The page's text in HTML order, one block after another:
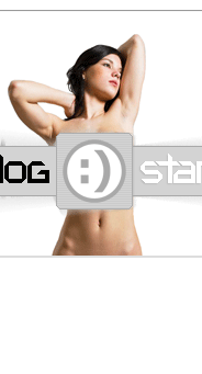
——————————